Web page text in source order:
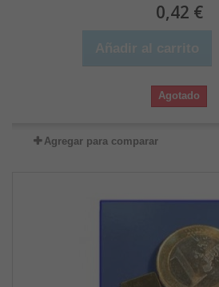
0,42 €
Agotado
Agregar para comparar